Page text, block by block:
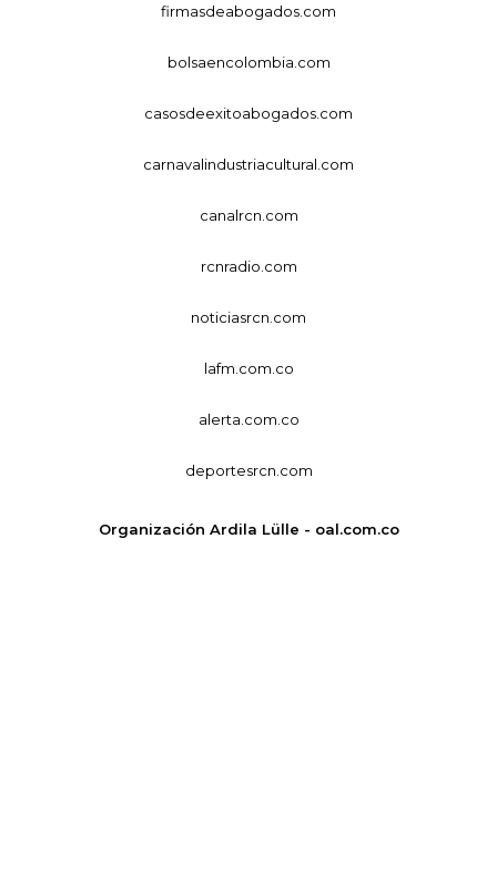
firmasdeabogados.com
bolsaencolombia.com
casosdeexitoabogados.com
carnavalindustriacultural.com
canalrcn.com
rcnradio.com
noticiasrcn.com
lafm.com.co
alerta.com.co
deportesrcn.com
Organización Ardila Lülle - oal.com.co